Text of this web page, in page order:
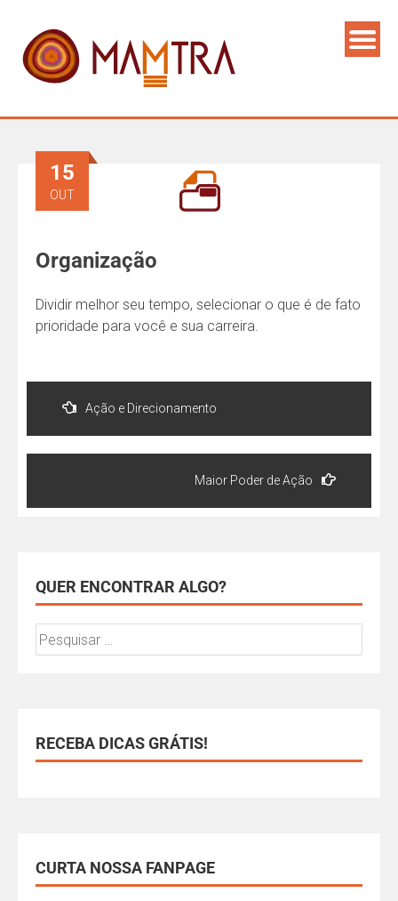
Organização
15
OUT
Dividir melhor seu tempo, selecionar o que é de fato
prioridade para você e sua carreira.
Ação e Direcionamento
Maior Poder de Ação
QUER ENCONTRAR ALGO?
RECEBA DICAS GRÁTIS!
CURTA NOSSA FANPAGE